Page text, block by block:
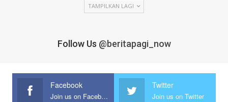
TAMPILKAN LAGI
Follow Us @beritapagi_now
Facebook
Join us on Facebook
Twitter
Join us on Twitter